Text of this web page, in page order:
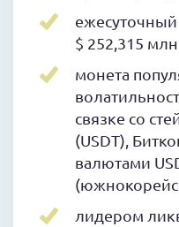
$ 252,315 млн
монета
связке со
(USDT),
валютами
лидером